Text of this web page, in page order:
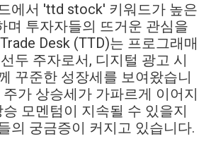
유지하는 것이 중요하다고 강조했습니
에서 'ttd stock' 키워드가 높은
며 투자자들의 뜨거운 관심을
Desk (TTD)는 프로그래매
두 주자로서, 디지털 광고 시
꾸준한 성장세를 보여왔습니
가 상승세가 가파르게 이어지
모멘텀이 지속될 수 있을지
의 궁금증이 커지고 있습니다.